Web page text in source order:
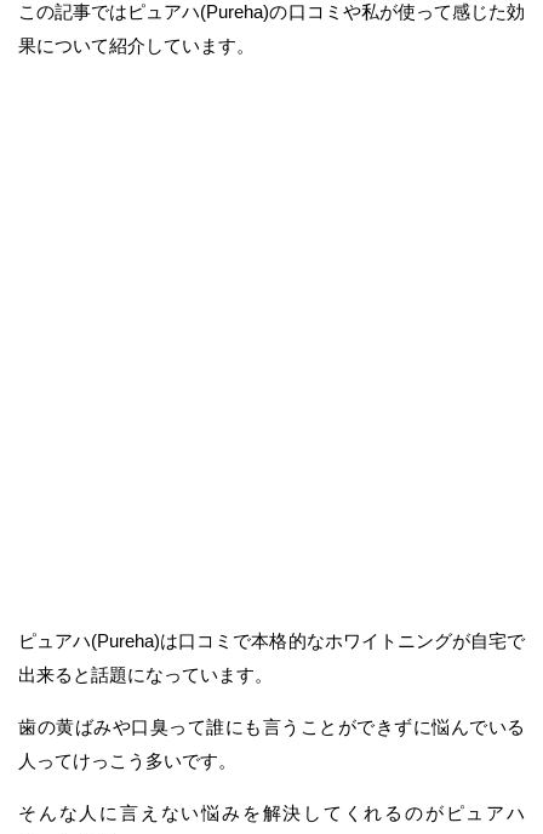
この記事ではピュアハ(Pureha)の口コミや私が使って感じた効
果について紹介しています。
ピュアハ(Pureha)は口コミで本格的なホワイトニングが自宅で
出来ると話題になっています。
歯の黄ばみや口臭って誰にも言うことができずに悩んでいる
人ってけっこう多いです。
そんな人に言えない悩みを解決してくれるのがピュアハ